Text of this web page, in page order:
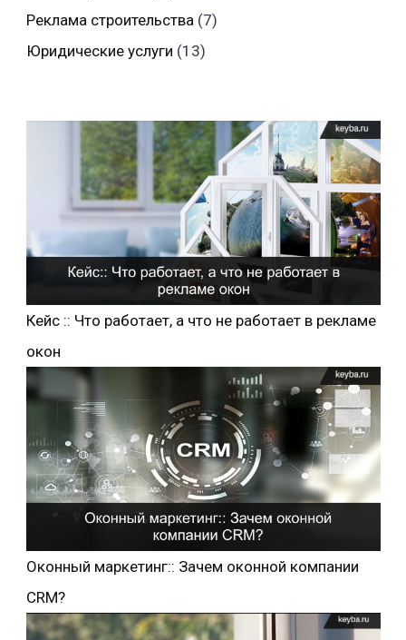
Реклама строительства(7)
Юридические услуги (13)
Кейс :: Что работает, а что не работает в рекламе
окон
Оконный маркетинг:: Зачем оконной компании
CRM?